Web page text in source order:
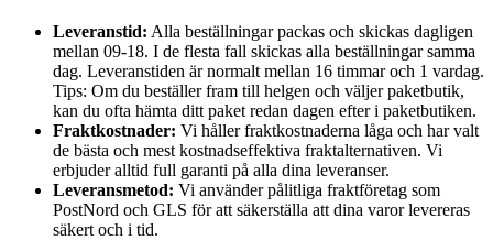
Leveranstid: Alla beställningar packas och skickas dagligen
mellan 09-18. I de flesta fall skickas alla beställningar samma
dag. Leveranstiden är normalt mellan 16 timmar och 1 vardag.
Tips: Om du beställer fram till helgen och väljer paketbutik,
kan du ofta hämta ditt paket redan dagen efter i paketbutiken.
Fraktkostnader: Vi håller fraktkostnaderna låga och har valt
de bästa och mest kostnadseffektiva fraktalternativen. Vi
erbjuder alltid full garanti på alla dina leveranser.
Leveransmetod: Vi använder pålitliga fraktföretag som
PostNord och GLS för att säkerställa att dina varor levereras
säkert och i tid.